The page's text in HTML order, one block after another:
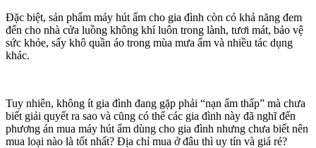
Đặc biệt, sản phẩm máy hút ẩm cho gia đình còn có khả năng đem
đến cho nhà cửa luồng không khí luôn trong lành, tươi mát, bảo vệ
sức khỏe, sấy khô quần áo trong mùa mưa ẩm và nhiều tác dụng
khác.
Tuy nhiên, không ít gia đình đang gặp phải “nạn ẩm thấp” mà chưa
biết giải quyết ra sao và cũng có thể các gia đình này đã nghĩ đến
phương án mua máy hút ẩm dùng cho gia đình nhưng chưa biết nên
mua loại nào là tốt nhất? Địa chỉ mua ở đâu thì uy tín và giá rẻ?